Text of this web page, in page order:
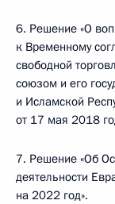
6. Решение «О
к Временному
свободной
союзом и его
и Исламской
от 17 мая 2018
7. Решение «Об
деятельности
на 2022 год».